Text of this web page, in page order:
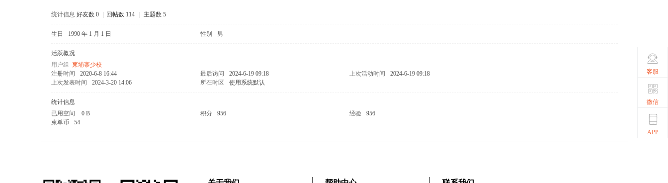
统计信息 好友数 0 回帖数 114 主题数 5
生日 1990 年 1 月 1 日 性别 男
活跃概况
用户组 柬埔寨少校
注册时间
2020-6-8 16:44 最后访问 2024-6-19 09:18 上次活动时间
2024-6-19 09:18
上次发表时间
2024-3-20 14:06 所在时区 使用系统默认
统计信息
已用空间
0 B 积分 956 经验
956
柬单币
54
客服
微信
APP